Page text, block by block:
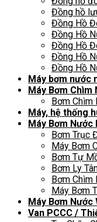
Đồng hồ
Đồng Hồ
Đồng Hồ
Đồng Hồ
Đồng Hồ
Đồng Hồ
Máy bơm nước
Máy Bơm Chìm
Bơm Chìm
Máy, hệ thống
Máy Bơm Nước
Bơm Trục
Máy Bơm
Bơm Tự
Bơm Ly
Bơm Chìm
Máy Bơm
Máy Bơm Nước
Van PCCC /